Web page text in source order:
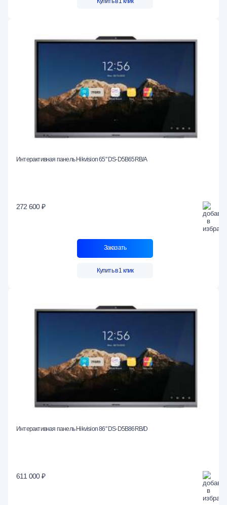
Интерактивная панель Hikvision 65" DS-D5B65RB/A
272 600 ₽
Заказать
Купить в 1 клик
Интерактивная панель Hikvision 86" DS-D5B86RB/D
611 000 ₽